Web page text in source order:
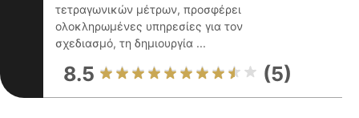
τετραγωνικών μέτρων, προσφέρει
ολοκληρωμένες υπηρεσίες για τον
σχεδιασμό, τη δημιουργία ...
8.5 (5)